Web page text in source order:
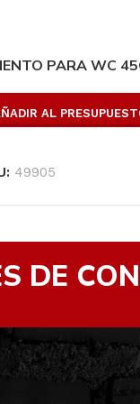
PARA WC
AL
49905
DE